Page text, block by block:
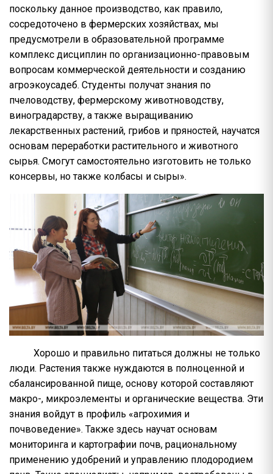
поскольку данное производство, как правило,
сосредоточено в фермерских хозяйствах, мы
предусмотрели в образовательной программе
комплекс дисциплин по организационно-правовым
вопросам коммерческой деятельности и созданию
агроэкоусадеб. Студенты получат знания по
пчеловодству, фермерскому животноводству,
виноградарству, а также выращиванию
лекарственных растений, грибов и пряностей, научатся
основам переработки растительного и животного
сырья. Смогут самостоятельно изготовить не только
консервы, но также колбасы и сыры».
Хорошо и правильно питаться должны не только
люди. Растения также нуждаются в полноценной и
сбалансированной пище, основу которой составляют
макро-, микроэлементы и органические вещества. Эти
знания войдут в профиль «агрохимия и
почвоведение». Также здесь научат основам
мониторинга и картографии почв, рациональному
применению удобрений и управлению плодородием